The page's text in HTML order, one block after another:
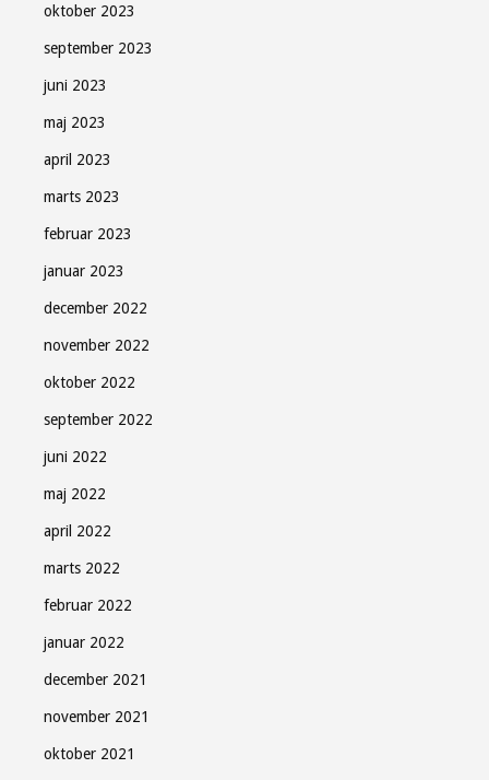
oktober 2023
september 2023
juni 2023
maj 2023
april 2023
marts 2023
februar 2023
januar 2023
december 2022
november 2022
oktober 2022
september 2022
juni 2022
maj 2022
april 2022
marts 2022
februar 2022
januar 2022
december 2021
november 2021
oktober 2021